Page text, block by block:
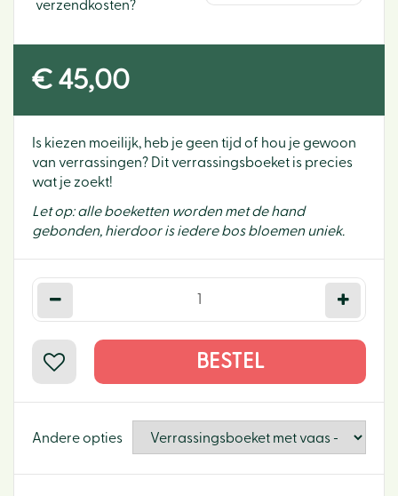
verzendkosten?
€ 45,00
Is kiezen moeilijk, heb je geen tijd of hou je gewoon
van verrassingen? Dit verrassingsboeket is precies
wat je zoekt!
Let op: alle boeketten worden met de hand
gebonden, hierdoor is iedere bos bloemen uniek.
Andere opties